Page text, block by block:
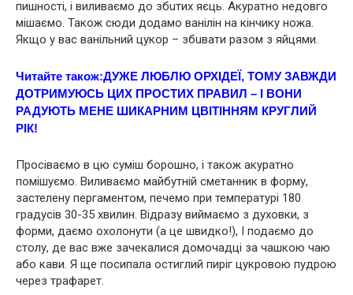
пишності, і виливаємо до збuтих яєць. Акуратно недовго
мiшаємо. Також сюди додамо ванілін на кінчику ножа.
Якщо у вас ванільний цукор – збuвати разом з яйцями.
Читайте також:ДУЖЕ ЛЮБЛЮ ОРХІДЕЇ, ТОМУ ЗАВЖДИ
ДОТРИМУЮСЬ ЦИХ ПРОСТИХ ПРАВИЛ – І ВОНИ
РАДУЮТЬ МЕНЕ ШИКАРНИМ ЦВІТІННЯМ КРУГЛИЙ
РІК!
Просіваємо в цю суміш борошно, і також акуратно
помішуємо. Виливаємо майбутній сметанник в форму,
застелену пергаментом, печемо при температурі 180
градусів 30-35 хвилин. Відразу виймаємо з духовки, з
форми, даємо охолонути (а це швидко!), І подаємо до
столу, де вас вже зачекалися домочадці за чашкою чаю
або кави. Я ще посипала остиглий пиріг цукровою пудрою
через трафарет.